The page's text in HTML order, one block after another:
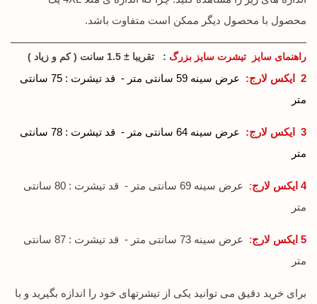
محصول با محصول دیگر ممکن است متفاوت باشد.
راهنمای سایز تیشرت سایز بزرگ : تقریبا ± 1.5 سانت ( کم و زیاد )
2 ایکس لارج :
عرض سینه 59 سانتی متر - قد تیشرت : 75 سانتی
متر
3 ایکس لارج :
عرض سینه 64 سانتی متر - قد تیشرت : 78 سانتی
متر
4 ایکس لارج :
عرض سینه 69 سانتی متر - قد تیشرت : 80 سانتی
متر
5 ایکس لارج :
عرض سینه 73 سانتی متر - قد تیشرت : 87 سانتی
متر
برای خرید دقیق می توانید یکی از تیشرتهای خود را اندازه بگیرید و با